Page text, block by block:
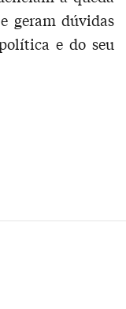
geram dúvidas
e do seu